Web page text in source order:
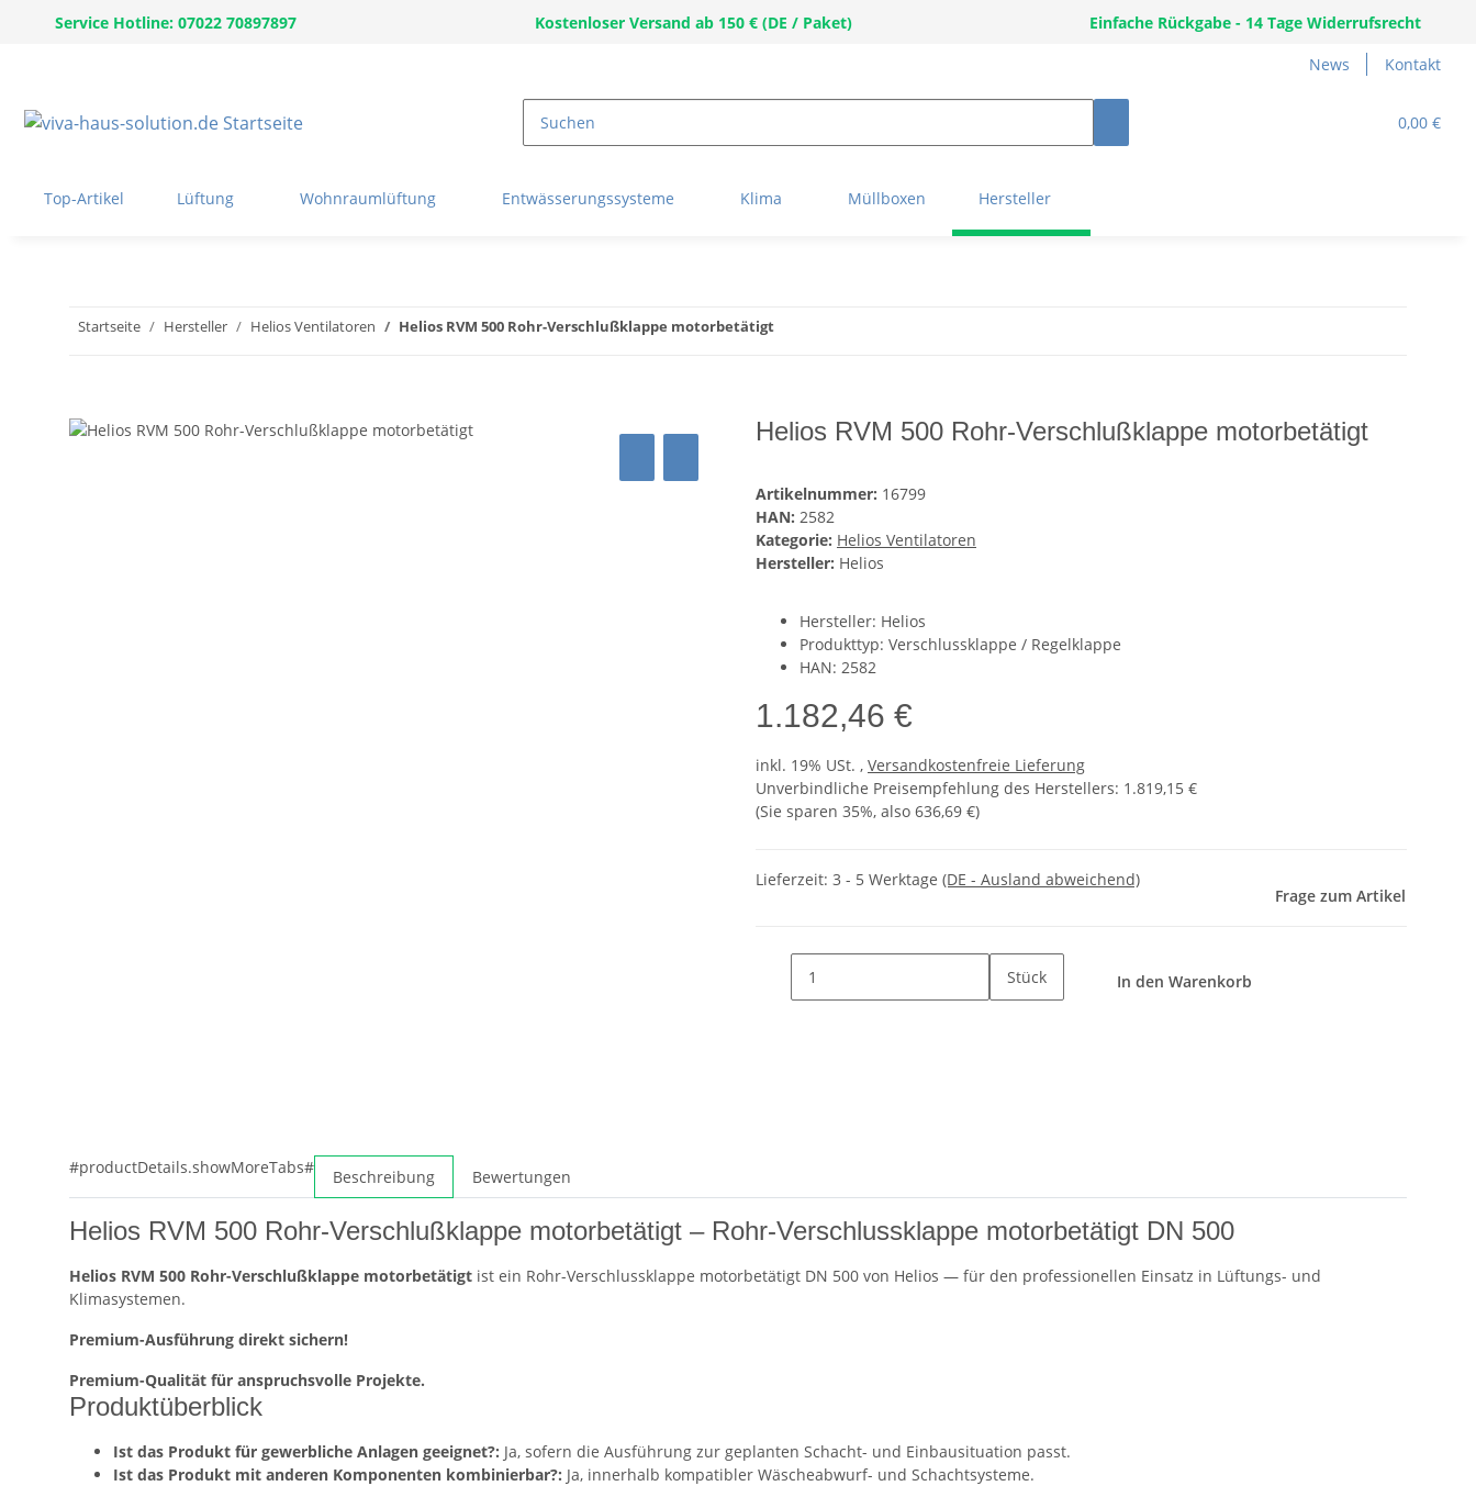
Service Hotline: 07022 70897897 Kostenloser Versand ab 150 € (DE / Paket) Einfache Rückgabe - 14 Tage Widerrufsrecht
News Kontakt
0,00 €
Top-Artikel Lüftung Wohnraumlüftung Entwässerungssysteme Klima Müllboxen Hersteller
Startseite Hersteller Helios Ventilatoren Helios RVM 500 Rohr-Verschlußklappe motorbetätigt
Helios RVM 500 Rohr-Verschlußklappe motorbetätigt
Artikelnummer: 16799
HAN: 2582
Kategorie: Helios Ventilatoren
Hersteller: Helios
Hersteller: Helios
Produkttyp: Verschlussklappe / Regelklappe
HAN: 2582
1.182,46 €
inkl. 19% USt. , Versandkostenfreie Lieferung
Unverbindliche Preisempfehlung des Herstellers: 1.819,15 €
(Sie sparen 35%, also 636,69 €)
Lieferzeit: 3 - 5 Werktage (DE - Ausland abweichend)
Frage zum Artikel
Stück In den Warenkorb
#productDetails.showMoreTabs# Beschreibung Bewertungen
Helios RVM 500 Rohr-Verschlußklappe motorbetätigt – Rohr-Verschlussklappe motorbetätigt DN 500
Helios RVM 500 Rohr-Verschlußklappe motorbetätigt ist ein Rohr-Verschlussklappe motorbetätigt DN 500 von Helios — für den professionellen Einsatz in Lüftungs- und
Klimasystemen.
Premium-Ausführung direkt sichern!
Premium-Qualität für anspruchsvolle Projekte.
Produktüberblick
Ist das Produkt für gewerbliche Anlagen geeignet?: Ja, sofern die Ausführung zur geplanten Schacht- und Einbausituation passt.
Ist das Produkt mit anderen Komponenten kombinierbar?: Ja, innerhalb kompatibler Wäscheabwurf- und Schachtsysteme.